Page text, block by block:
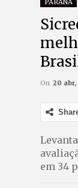
PARANÁ
On 20 abr,
em 34